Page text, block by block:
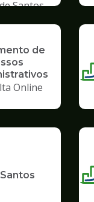
Santos
de
Online